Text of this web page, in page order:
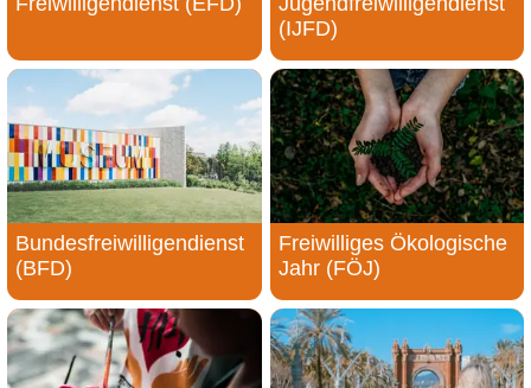
(IJFD)
Bundesfreiwilligendienst
(BFD)
Freiwilliges Ökologische
Jahr (FÖJ)